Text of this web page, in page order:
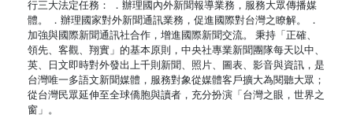
行三大法定任務： ．辦理國內外新聞報導業務，服務大眾傳播媒
體。 ．辦理國家對外新聞通訊業務，促進國際對台灣之瞭解。 ．
加強與國際新聞通訊社合作，增進國際新聞交流。 秉持「正確、
領先、客觀、翔實」的基本原則，中央社專業新聞團隊每天以中、
英、日文即時對外發出上千則新聞、照片、圖表、影音與資訊，是
台灣唯一多語文新聞媒體，服務對象從媒體客戶擴大為閱聽大眾；
從台灣民眾延伸至全球僑胞與讀者，充分扮演「台灣之眼，世界之
窗」。